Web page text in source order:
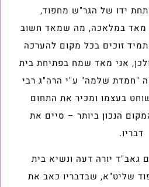
ידו של הגר"ש מחפוד,
מאד במלאכה, מה שמאד חשוב
זוכים בכל מקום להערכה
אני מאד שמח בפתיחת בית
"חמדת שלמה" ע"י הרה"ג רבי
בעצמו ומכיר את התחום
הנכון ביותר – סיים את
דבריו.
גאב"ד יורה דעה ונשיא בית
שליט"א, שבדבריו כאב את